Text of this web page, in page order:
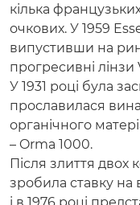
кілька
очкових. У 1959
випустивши на
прогресивні лінзи
У 1931 році була
прославилася
органічного
– Orma 1000.
Після злиття двох
зробила ставку на
і в 1976 році